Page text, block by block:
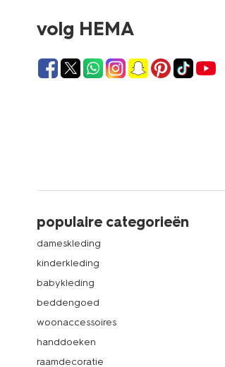
volg HEMA
populaire categorieën
dameskleding
kinderkleding
babykleding
beddengoed
woonaccessoires
handdoeken
raamdecoratie